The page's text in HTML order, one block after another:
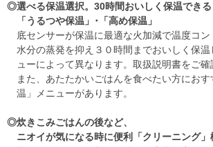
◎選べる保温選択。30時間おいしく保温できる
「うるつや保温」･「高め保温」
底センサーが保温に最適な火加減で温度コン
水分の蒸発を抑え３０時間までおいしく保温
ューによって異なります。取扱説明書をご確
また、あたたかいごはんを食べたい方におす
温」メニューがあります。
◎炊きこみごはんの後など、
ニオイが気になる時に便利「クリーニング」